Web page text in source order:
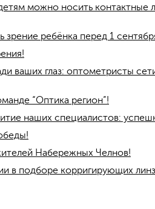
можно носить контактные
ребёнка перед 1
ваших глаз: оптометристы
“Оптика регион”!
наших специалистов:
Набережных Челнов!
в подборе корригирующих линз